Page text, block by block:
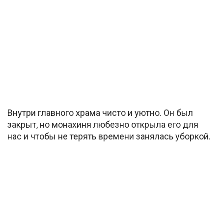
Внутри главного храма чисто и уютно. Он был
закрыт, но монахиня любезно открыла его для
нас и чтобы не терять времени занялась уборкой.